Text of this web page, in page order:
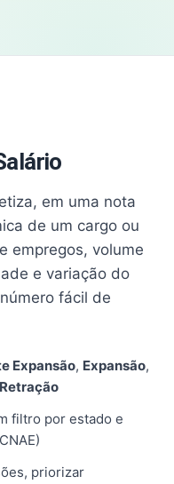
em uma nota
de um cargo ou
empregos, volume
e variação do
fácil de
Expansão, Expansão,
filtro por estado e
priorizar